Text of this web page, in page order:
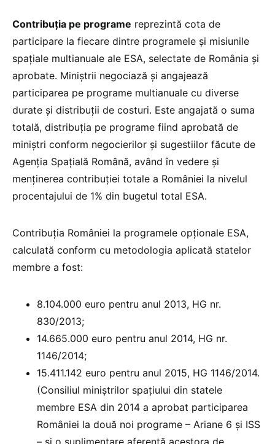
Contribuția pe programe reprezintă cota de
participare la fiecare dintre programele și misiunile
spațiale multianuale ale ESA, selectate de România și
aprobate. Miniștrii negociază și angajează
participarea pe programe multianuale cu diverse
durate și distribuții de costuri. Este angajată o suma
totală, distribuția pe programe fiind aprobată de
miniștri conform negocierilor și sugestiilor făcute de
Agenția Spațială Română, având în vedere și
menținerea contribuției totale a României la nivelul
procentajului de 1% din bugetul total ESA.
Contribuţia României la programele opţionale ESA,
calculată conform cu metodologia aplicată statelor
membre a fost:
8.104.000 euro pentru anul 2013, HG nr.
830/2013;
14.665.000 euro pentru anul 2014, HG nr.
1146/2014;
15.411.142 euro pentru anul 2015, HG 1146/2014.
(Consiliul miniştrilor spaţiului din statele
membre ESA din 2014 a aprobat participarea
României la două noi programe – Ariane 6 şi ISS